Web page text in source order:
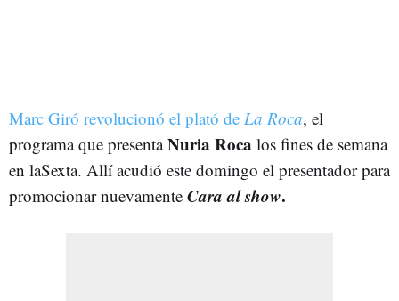
Marc Giró revolucionó el plató de La Roca, el
programa que presentaNuria Roca los fines de semana
en laSexta. Allí acudió este domingo el presentador para
promocionar nuevamente Cara al show.